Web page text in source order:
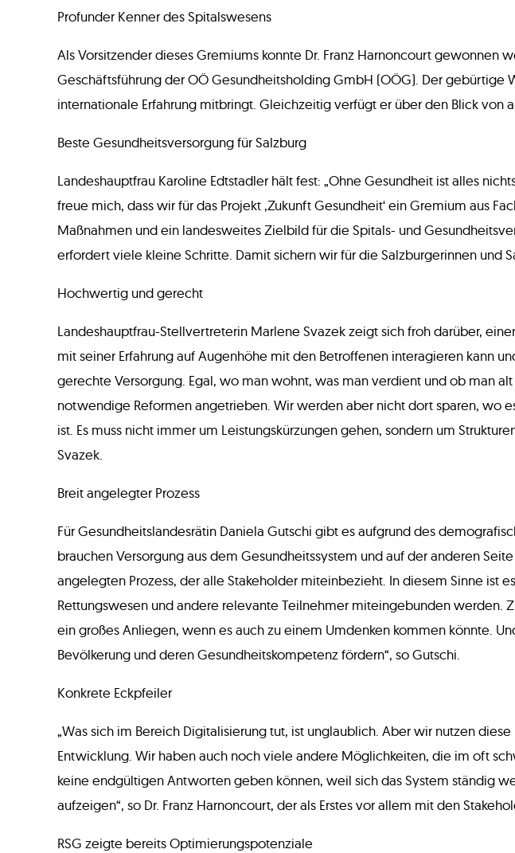
Profunder Kenner des Spitalswesens
Als Vorsitzender dieses Gremiums konnte Dr. Franz Harnoncourt gewonnen
Geschäftsführung der OÖ Gesundheitsholding GmbH (OÖG). Der
internationale Erfahrung mitbringt. Gleichzeitig verfügt er über den Blick von
Beste Gesundheitsversorgung für Salzburg
Landeshauptfrau Karoline Edtstadler hält fest: „Ohne Gesundheit ist alles
freue mich, dass wir für das Projekt ‚Zukunft Gesundheit‘ ein Gremium aus
Maßnahmen und ein landesweites Zielbild für die Spitals- und
erfordert viele kleine Schritte. Damit sichern wir für die Salzburgerinnen und
Hochwertig und gerecht
Landeshauptfrau-Stellvertreterin Marlene Svazek zeigt sich froh darüber,
mit seiner Erfahrung auf Augenhöhe mit den Betroffenen interagieren kann
gerechte Versorgung. Egal, wo man wohnt, was man verdient und ob man
notwendige Reformen angetrieben. Wir werden aber nicht dort sparen, wo
ist. Es muss nicht immer um Leistungskürzungen gehen, sondern um
Svazek.
Breit angelegter Prozess
Für Gesundheitslandesrätin Daniela Gutschi gibt es aufgrund des
brauchen Versorgung aus dem Gesundheitssystem und auf der anderen
angelegten Prozess, der alle Stakeholder miteinbezieht. In diesem Sinne ist
Rettungswesen und andere relevante Teilnehmer miteingebunden werden.
ein großes Anliegen, wenn es auch zu einem Umdenken kommen könnte.
Bevölkerung und deren Gesundheitskompetenz fördern“, so Gutschi.
Konkrete Eckpfeiler
„Was sich im Bereich Digitalisierung tut, ist unglaublich. Aber wir nutzen
Entwicklung. Wir haben auch noch viele andere Möglichkeiten, die im oft
keine endgültigen Antworten geben können, weil sich das System ständig
aufzeigen“, so Dr. Franz Harnoncourt, der als Erstes vor allem mit den
RSG zeigte bereits Optimierungspotenziale